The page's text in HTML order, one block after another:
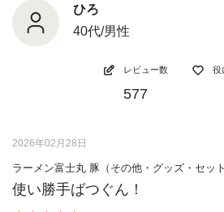
ひろ
40代/男性
レビュー数
577
役
2026年02月28日
ラーメン富士丸 豚（その他・グッズ・セット
使い勝手ばつぐん！